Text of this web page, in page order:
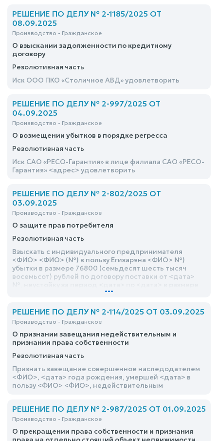
РЕШЕНИЕ ПО ДЕЛУ № 2-1185/2025 ОТ
08.09.2025
Производство - Гражданское
О взыскании задолженности по кредитному
договору
Резолютивная часть
Иск ООО ПКО «Столичное АВД» удовлетворить
РЕШЕНИЕ ПО ДЕЛУ № 2-997/2025 ОТ
04.09.2025
Производство - Гражданское
О возмещении убытков в порядке регресса
Резолютивная часть
Иск САО «РЕСО-Гарантия» в лице филиала САО «РЕСО-
Гарантия» <адрес> удовлетворить
РЕШЕНИЕ ПО ДЕЛУ № 2-802/2025 ОТ
03.09.2025
Производство - Гражданское
О защите прав потребителя
Резолютивная часть
Взыскать с индивидуального предпринимателя
<ФИО> <ФИО> (№) в пользу Егизаряна <ФИО> №)
убытки в размере 76800 (семьдесят шесть тысяч
восемьсот) рублей по договору поставки от <дата>
76800 (семьдесят шесть тысяч восемьсот) рублей,
(десять тысяч) рублей, и штраф за несоблюдение в
добровольном порядке удовлетворения требований
потребителя в размере 81800 (восемьдесят одна
тысяча восемьсот) рублей
...
РЕШЕНИЕ ПО ДЕЛУ № 2-114/2025 ОТ 03.09.2025
Производство - Гражданское
О признании завещания недействительным и
признании права собственности
Резолютивная часть
Признать завещание совершенное наследодателем
<ФИО>, <дата> года рождения, умершей <дата> в
пользу <ФИО> <ФИО>, недействительным
РЕШЕНИЕ ПО ДЕЛУ № 2-987/2025 ОТ 01.09.2025
Производство - Гражданское
О прекращении права собственности и признания